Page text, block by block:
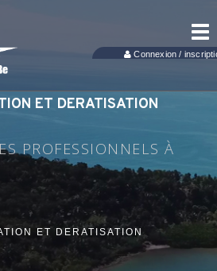
Connexion /
ET DERATISATION
PROFESSIONNELS À
ET DERATISATION